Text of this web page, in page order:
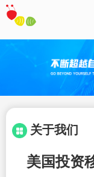
关于我们
美国投资